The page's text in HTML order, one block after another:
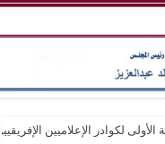
الأولى لكوادر الإعلاميين